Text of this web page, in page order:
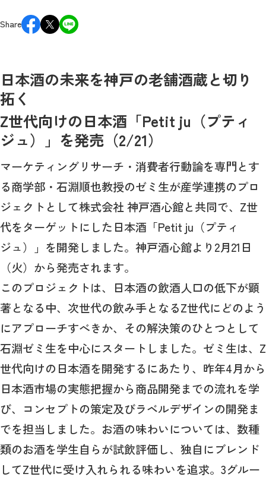
Share
日本酒の未来を神戸の老舗酒蔵と切り
拓く
Z世代向けの日本酒「Petit ju（プティ
ジュ）」を発売（2/21）
マーケティングリサーチ・消費者行動論を専門とす
る商学部・石淵順也教授のゼミ生が産学連携のプロ
ジェクトとして株式会社 神戸酒心館と共同で、Z世
代をターゲットにした日本酒「Petit ju（プティ
ジュ）」を開発しました。神戸酒心館より2月21日
（火）から発売されます。
このプロジェクトは、日本酒の飲酒人口の低下が顕
著となる中、次世代の飲み手となるZ世代にどのよう
にアプローチすべきか、その解決策のひとつとして
石淵ゼミ生を中心にスタートしました。ゼミ生は、Z
世代向けの日本酒を開発するにあたり、昨年4月から
日本酒市場の実態把握から商品開発までの流れを学
び、コンセプトの策定及びラベルデザインの開発ま
でを担当しました。お酒の味わいについては、数種
類のお酒を学生自らが試飲評価し、独自にブレンド
してZ世代に受け入れられる味わいを追求。3グルー